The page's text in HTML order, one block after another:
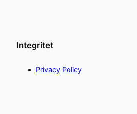
Integritet
Privacy Policy